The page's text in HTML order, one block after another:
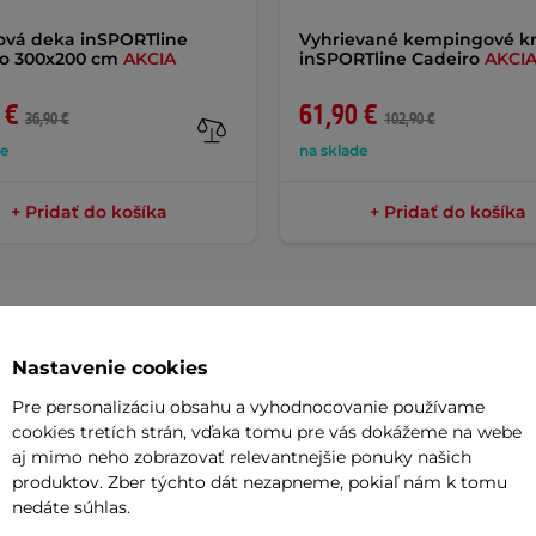
deka inSPORTline
300x200 cm AKCIA
36,90 €
+ Pridať do košíka
Vyhrievané kempingové
inSPORTline Cadeiro AKCIA
61,90 € 102,90 €
na sklade
+ Pridať do košíka
mlsa môže pochváliť perfektnými
udrží vaše jedlo horúce
Materiál
Nastavenie cookies
Pre personalizáciu obsahu a vyhodnocovanie používame
cookies tretích strán, vďaka tomu pre vás dokážeme na webe
aj mimo neho zobrazovať relevantnejšie ponuky našich
produktov. Zber týchto dát nezapneme, pokiaľ nám k tomu
nedáte súhlas.